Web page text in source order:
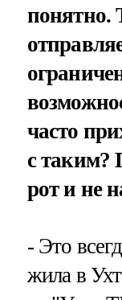
понятно.
часто
с таким?
рот и не
- Это
жила в